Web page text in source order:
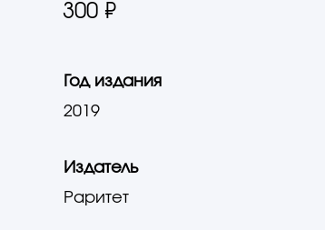
300 ₽
Год издания
2019
Издатель
Раритет